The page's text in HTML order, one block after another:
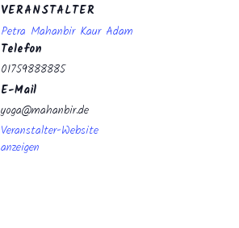
VERANSTALTER
Petra Mahanbir Kaur Adam
Telefon
01759888885
E-Mail
yoga@mahanbir.de
Veranstalter-Website
anzeigen